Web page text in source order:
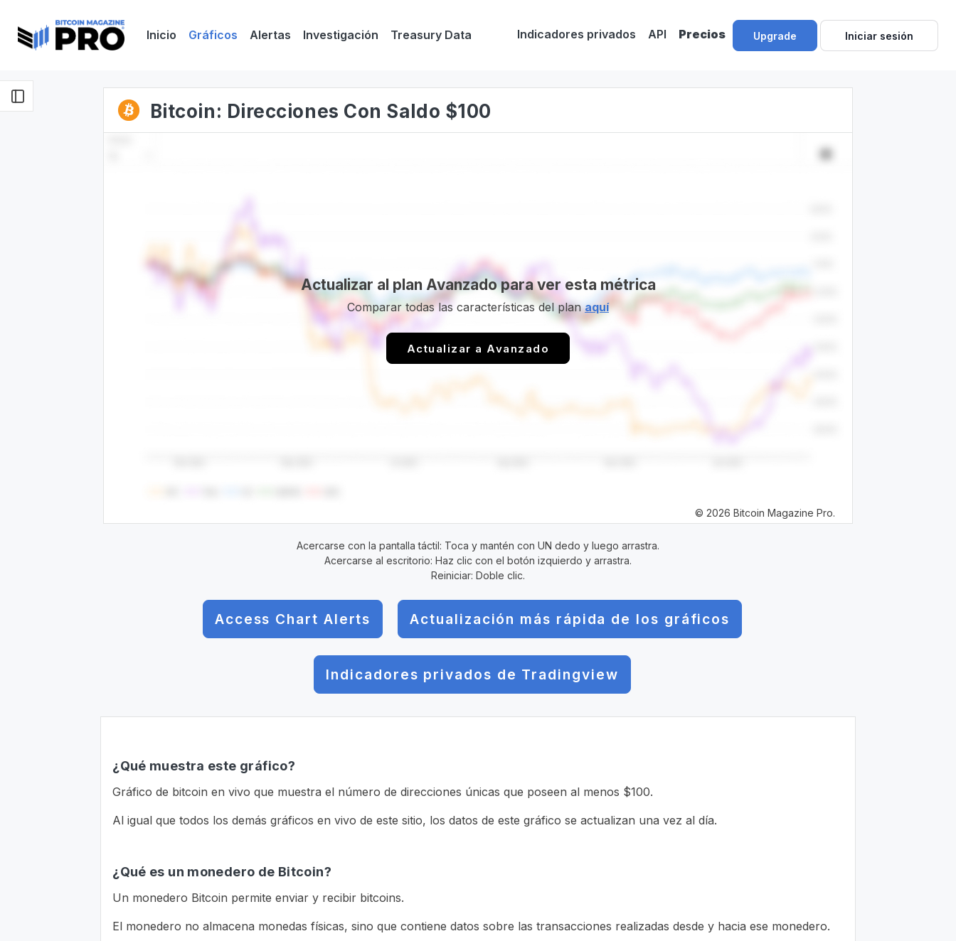
Inicio Gráficos Alertas Investigación Treasury Data Indicadores privados API Precios Upgrade Iniciar sesión
Bitcoin: Direcciones Con Saldo $100
Actualizar al plan Avanzado para ver esta métrica
Comparar todas las características del planaquí
Actualizar a Avanzado
© 2026 Bitcoin Magazine Pro.
Acercarse con la pantalla táctil: Toca y mantén con UN dedo y luego arrastra.
Acercarse al escritorio: Haz clic con el botón izquierdo y arrastra.
Reiniciar: Doble clic.
Access Chart Alerts Actualización más rápida de los gráficos
Indicadores privados de Tradingview
¿Qué muestra este gráfico?
Gráfico de bitcoin en vivo que muestra el número de direcciones únicas que poseen al menos $100.
Al igual que todos los demás gráficos en vivo de este sitio, los datos de este gráfico se actualizan una vez al día.
¿Qué es un monedero de Bitcoin?
Un monedero Bitcoin permite enviar y recibir bitcoins.
El monedero no almacena monedas físicas, sino que contiene datos sobre las transacciones realizadas desde y hacia ese monedero.